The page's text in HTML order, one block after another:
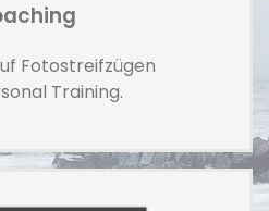
Fotostreifzügen
Training.